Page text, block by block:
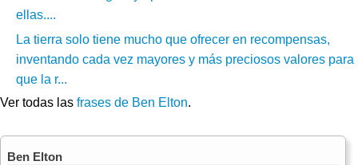
ellas....
La tierra solo tiene mucho que ofrecer en recompensas,
inventando cada vez mayores y más preciosos valores para
que la r...
Ver todas las frases de Ben Elton.
Ben Elton